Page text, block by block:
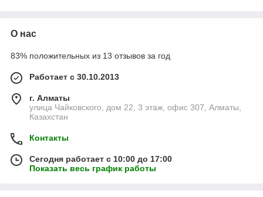
О нас
83% положительных из 13 отзывов за год
Работает с 30.10.2013
г. Алматы
улица Чайковского, дом 22, 3 этаж, офис 307, Алматы,
Казахстан
Контакты
Сегодня работает с 10:00 до 17:00
Показать весь график работы